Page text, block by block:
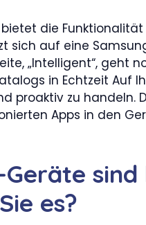
die
sich auf eine
„Intelligent“, geht
in Echtzeit Auf
proaktiv zu handeln.
Apps in den
Geräte
es?